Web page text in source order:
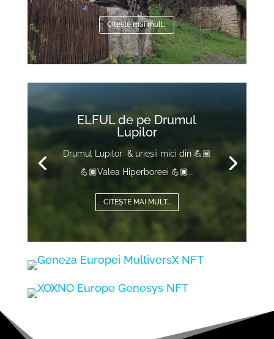
CItește mai mult...
Video
Player
ELFUL de pe Drumul
Lupilor
Drumul Lupilor & urieșii mici din 💪🏽
💪🏾Valea Hiperboreei 💪🏿...
CITEȘTE MAI MULT...